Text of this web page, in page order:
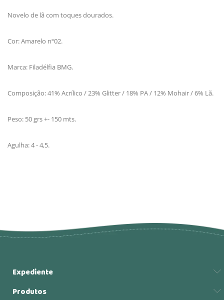
Novelo de lã com toques dourados.
Cor: Amarelo nº02.
Marca: Filadélfia BMG.
Composição: 41% Acrílico / 23% Glitter / 18% PA / 12% Mohair / 6% Lã.
Peso: 50 grs +- 150 mts.
Agulha: 4 - 4,5.
Expediente
Produtos